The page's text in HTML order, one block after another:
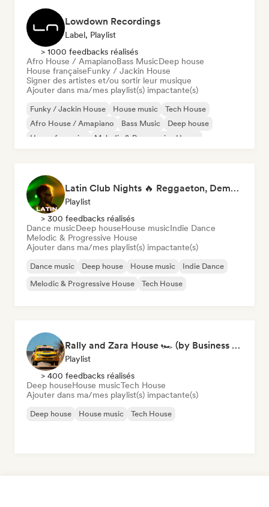
Lowdown Recordings
Label, Playlist
> 1000 feedbacks réalisés
Afro House / AmapianoBass MusicDeep house
House françaiseFunky / Jackin House
Signer des artistes et/ou sortir leur musique
Ajouter dans ma/mes playlist(s) impactante(s)
Funky / Jackin House House music
Tech House
Afro House / Amapiano
Bass Music
Deep house
House française
Melodic & Progressive House
Latin Club Nights 🔥 Reggaeton, Dembow & Latin House
Playlist
> 300 feedbacks réalisés
Dance musicDeep houseHouse musicIndie Dance
Melodic & Progressive House
Ajouter dans ma/mes playlist(s) impactante(s)
Dance music Deep house House music
Indie Dance
Melodic & Progressive House
Tech House
Rally and Zara House 🏎️ (by Business House Playlists)
Playlist
> 400 feedbacks réalisés
Deep houseHouse musicTech House
Ajouter dans ma/mes playlist(s) impactante(s)
Deep house House music Tech House